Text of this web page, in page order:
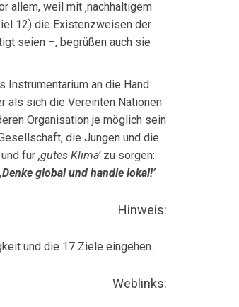
allem, weil mit ‚nachhaltigem
12) die Existenzweisen der
seien –, begrüßen auch sie
Instrumenta­rium an die Hand
als sich die Vereinten Nationen
Organisation je möglich sein
die Jungen und die
für ‚gutes Klima’zu sorgen:
‚Denke global und handle lokal!’
Hinweis:
und die 17 Ziele eingehen.
Weblinks: